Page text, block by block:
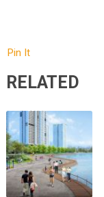
Pin It
RELATED